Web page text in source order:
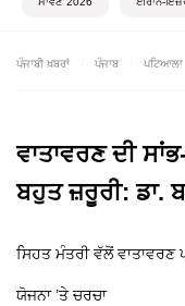
ਪੰਜਾਬੀ ਖ਼ਬਰਾਂ ਪੰਜਾਬ ਪਟਿਆਲਾ
ਵਾਤਾਵਰਣ ਦੀ
ਬਹੁਤ ਜ਼ਰੂਰੀ: ਡਾ.
ਸਿਹਤ ਮੰਤਰੀ ਵੱਲੋਂ
ਯੋਜਨਾ ’ਤੇ ਚਰਚਾ